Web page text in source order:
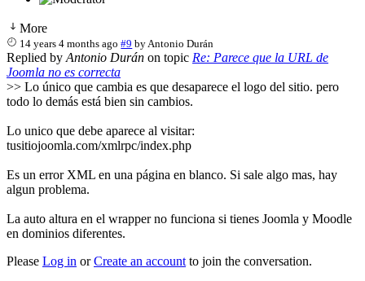
More
14 years 4 months ago #9 byAntonio Durán
Replied by Antonio Durán on topic Re: Parece que la URL de
Joomla no es correcta
>> Lo único que cambia es que desaparece el logo del sitio. pero
todo lo demás está bien sin cambios.
Lo unico que debe aparece al visitar:
tusitiojoomla.com/xmlrpc/index.php
Es un error XML en una página en blanco. Si sale algo mas, hay
algun problema.
La auto altura en el wrapper no funciona si tienes Joomla y Moodle
en dominios diferentes.
Please Log in orCreate an account to join the conversation.